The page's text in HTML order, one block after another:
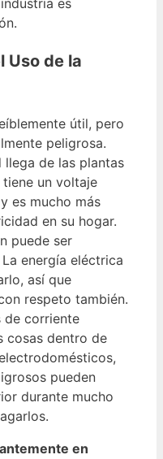
es
Uso de la
útil, pero
peligrosa.
de las plantas
un voltaje
es mucho más
en su hogar.
puede ser
energía eléctrica
así que
respeto también.
de corriente
cosas dentro de
pueden
durante mucho
en